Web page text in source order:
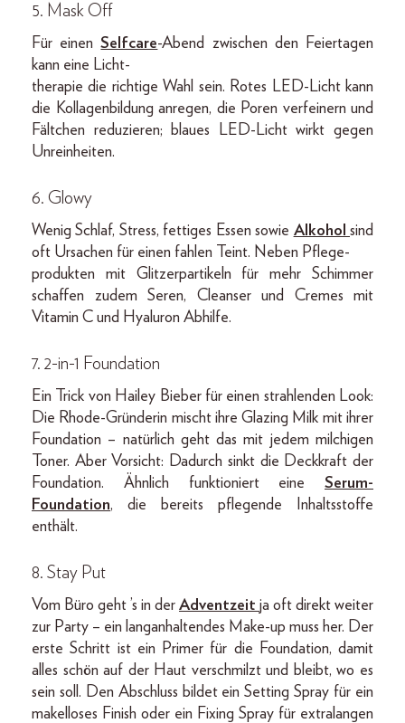
5. Mask Off
Für einenSelfcare-Abend zwischen den Feiertagen
kann eine Licht-
therapie die richtige Wahl sein. Rotes LED-Licht kann
die Kollagenbildung anregen, die Poren verfeinern und
Fältchen reduzieren; blaues LED-Licht wirkt gegen
Unreinheiten.
6. Glowy
Wenig Schlaf, Stress, fettiges Essen sowie Alkoholsind
oft Ursachen für einen fahlen Teint. Neben Pflege-
produkten mit Glitzerpartikeln für mehr Schimmer
schaffen zudem Seren, Cleanser und Cremes mit
Vitamin C und Hyaluron Abhilfe.
7. 2-in-1 Foundation
Ein Trick von Hailey Bieber für einen strahlenden Look:
Die Rhode-Gründerin mischt ihre Glazing Milk mit ihrer
Foundation – natürlich geht das mit jedem milchigen
Toner. Aber Vorsicht: Dadurch sinkt die Deckkraft der
Foundation. Ähnlich funktioniert eine Serum-
Foundation, die bereits pflegende Inhaltsstoffe
enthält.
8. Stay Put
Vom Büro geht ’s in der Adventzeit ja oft direkt weiter
zur Party – ein langanhaltendes Make-up muss her. Der
erste Schritt ist ein Primer für die Foundation, damit
alles schön auf der Haut verschmilzt und bleibt, wo es
sein soll. Den Abschluss bildet ein Setting Spray für ein
makelloses Finish oder ein Fixing Spray für extralangen